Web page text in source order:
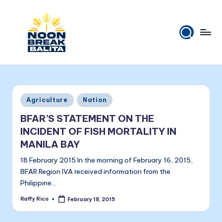
o
n
B
r
e
a
k
B
tuwing
tanghali.
Posted
in
Agriculture Nation
BFAR’S STATEMENT ON THE
INCIDENT OF FISH MORTALITY IN
MANILA BAY
18 February 2015 In the morning of February 16, 2015,
BFAR Region IVA received information from the
Philippine…
Posted
Raffy Rico February 18, 2015